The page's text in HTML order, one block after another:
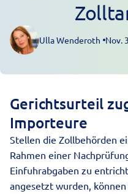
Posted by
Ulla Wenderoth Nov.
Gerichtsurteil
Importeure
Stellen die Zollbehörden
Rahmen einer
Einfuhrabgaben zu
angesetzt wurden,